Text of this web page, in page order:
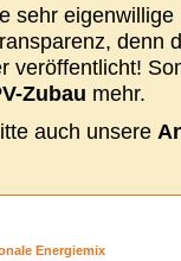
sehr
denn
veröffentlicht!
Zubau mehr.
auch unsere
Energiemix